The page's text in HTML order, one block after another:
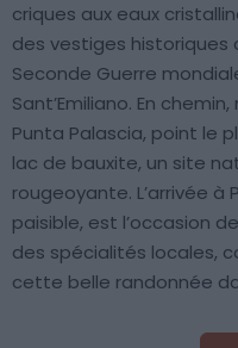
criques aux eaux
des vestiges historiques
Seconde Guerre
Sant’Emiliano. En
Punta Palascia, point le
lac de bauxite, un site
rougeoyante. L’arrivée
paisible, est l’occasion
des spécialités locales,
cette belle randonnée